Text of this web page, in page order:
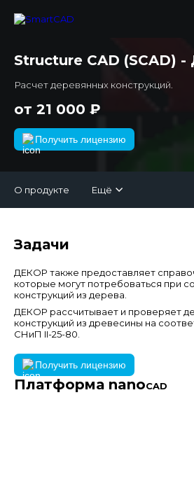
Structure CAD (SCAD) -
Расчет деревянных конструкций.
от 21 000 ₽
Получить лицензию
О продукте Ещё
Задачи
ДЕКОР также предоставляет
которые могут потребоваться при
конструкций из дерева.
ДЕКОР рассчитывает и проверяет
конструкций из древесины на
СНиП II-25-80.
Получить лицензию
Платформа nanoCAD